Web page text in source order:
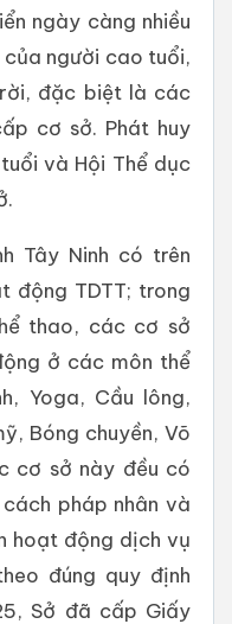
ngày càng nhiều
của người cao tuổi,
đặc biệt là các
cơ sở. Phát huy
và Hội Thể dục
Tây Ninh có trên
động TDTT; trong
thao, các cơ sở
ở các môn thể
Yoga, Cầu lông,
Bóng chuyền, Võ
cơ sở này đều có
pháp nhân và
hoạt động dịch vụ
đúng quy định
Sở đã cấp Giấy